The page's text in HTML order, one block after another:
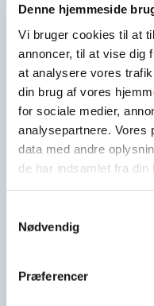
Denne hjemmeside
Vi bruger cookies til at
annoncer, til at vise dig
at analysere vores
din brug af vores
for sociale medier,
analysepartnere. Vores
data med andre
de har indsamlet fra din
Nødvendig
Præferencer
, Inc.
_gcl_au
Google